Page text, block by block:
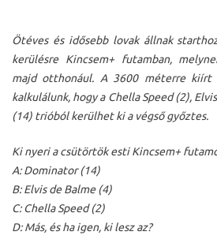
Ötéves és idősebb lovak állnak
kerülésre Kincsem+ futamban,
majd otthonául. A 3600 méterre kiírt
kalkulálunk, hogy a Chella Speed (2),
(14) trióból kerülhet ki a végső győztes.
Ki nyeri a csütörtök esti Kincsem+
A: Dominator (14)
B: Elvis de Balme (4)
C: Chella Speed (2)
D: Más, és ha igen, ki lesz az?